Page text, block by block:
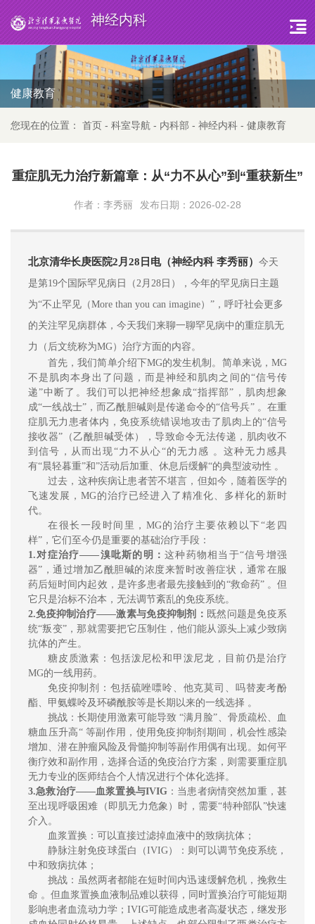
神经内科
健康教育
您现在的位置： 首页 - 科室导航 - 内科部 - 神经内科 - 健康教育
重症肌无力治疗新篇章：从“力不从心”到“重获新生”
作者：李秀丽 发布日期：2026-02-28
北京清华长庚医院2月28日电（神经内科 李秀丽） 今天
是第19个国际罕见病日（2月28日），今年的罕见病日主题
为“不止罕见（More than you can imagine）”，呼吁社会更多
的关注罕见病群体，今天我们来聊一聊罕见病中的重症肌无
力（后文统称为MG）治疗方面的内容。
首先，我们简单介绍下MG的发生机制。 简单来说，MG
不是肌肉本身出了问题，而是神经和肌肉之间的“信号传
递”中断了。我们可以把神经想象成“指挥部”，肌肉想象
成“一线战士”，而乙酰胆碱则是传递命令的“信号兵” 。在重
症肌无力患者体内，免疫系统错误地攻击了肌肉上的“信号
接收器”（乙酰胆碱受体），导致命令无法传递 ，肌肉收不
到信号，从而出现“力不从心“的无力感 。这种无力感具
有“晨轻暮重”和”活动后加重、休息后缓解“的典型波动性 。
过去，这种疾病让患者苦不堪言，但如今，随着医学的
飞速发展，MG的治疗已经进入了精准化、多样化的新时
代。
在很长一段时间里， MG的治疗主要依赖以下“老 四
样”，它们至今仍是重要的基础治疗手段：
1. 对症治疗——溴吡斯的明：这种药物相当于“信号增强
器”，通过增加乙酰胆碱的浓度来暂时改善症状，通常在服
药后短时间内起效，是许多患者最先接触到的“救命药” 。但
它只是治标不治本，无法调节紊乱的免疫系统。
2.免疫抑制治疗——激素与免疫抑制剂： 既然问题是免疫系
统“叛变”，那就需要把它压制住 ，他们能从源头上减少致病
抗体的产生 。
糖皮质激素：包括泼尼松和甲泼尼龙，目前仍是治疗
MG的一线用药。
免疫抑制剂
：包括硫唑嘌呤、他克莫司
、吗替麦考酚
酯、甲氨蝶呤及环磷酰胺等是长期以来的一线选择 。
挑战：长期使用激素可能导致 “满月脸”、骨质疏松、血
糖血压升高“ 等副作用， 使用免疫抑制剂期间，机会性感染
增加、潜在肿瘤风险及骨髓抑制等副作用偶有出现。 如何平
衡疗效和副作用 ，选择合适的免疫治疗方案，则需要重症肌
无力专业的医师结合个人情况进行个体化选择。
3.急救治疗——血浆置换与IVIG：当患者病情突然加重，甚
至出现呼吸困难（即肌无力危象）时，需要“特种部队”快速
介入。
血浆置换 ： 可以直接过滤掉血液中的致病抗体 ；
静脉注射免疫球蛋白（IVIG）
： 则可以调节免疫系统 ，
中和致病抗体；
挑战：虽然两者都能在短时间内迅速缓解危机，挽救生
命 。但血浆置换血液制品难以获得，同时置换治疗可能短期
影响患者血流动力学；IVIG可能造成患者高凝状态，继发形